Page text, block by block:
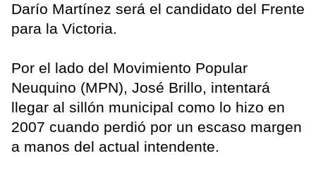
Darío Martínez será el candidato del Frente
para la Victoria.
Por el lado del Movimiento Popular
Neuquino (MPN), José Brillo, intentará
llegar al sillón municipal como lo hizo en
2007 cuando perdió por un escaso margen
a manos del actual intendente.